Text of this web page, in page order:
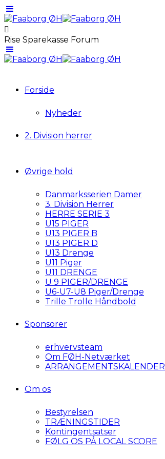
Rise Sparekasse Forum
Forside
Nyheder
2. Division herrer
Øvrige hold
Danmarksserien Damer
3. Division Herrer
HERRE SERIE 3
U15 PIGER
U13 PIGER B
U13 PIGER D
U13 Drenge
U11 Piger
U11 DRENGE
U 9 PIGER/DRENGE
U6-U7-U8 Piger/Drenge
Trille Trolle Håndbold
Sponsorer
erhvervsteam
Om FØH-Netværket
ARRANGEMENTSKALENDER
Om os
Bestyrelsen
TRÆNINGSTIDER
Kontingentsatser
FØLG OS PÅ LOCAL SCORE